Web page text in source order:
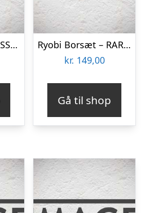
Makita Borsæt HSS-g 19 Stk. – P-73673
Ryobi Borsæt – RAR402-8
kr. 149,00
Gå til shop